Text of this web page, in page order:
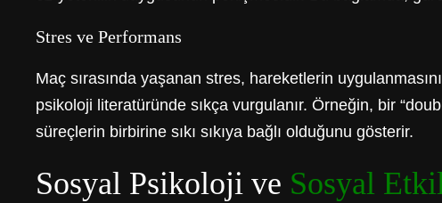
Stres ve Performans
Maç sırasında yaşanan stres, hareketlerin
psikoloji literatüründe sıkça vurgulanır. Örneğin, bir
süreçlerin birbirine sıkı sıkıya bağlı olduğunu gösterir.
Sosyal Psikoloji ve Sosyal